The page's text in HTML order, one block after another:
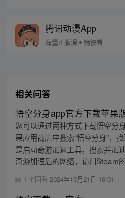
人…六十年后，他再
护族人的希望和信
腾讯动漫App
海量正版漫画畅快看
相关问答
悟空分身app官方下载苹果
您可以通过两种方式下载悟空分
果应用商店中搜索“悟空分身”，
是启动奇游加速工具，搜索并加
奇游加速后的网络，访问Steam
1 个回答 2024年10月21日 16:01